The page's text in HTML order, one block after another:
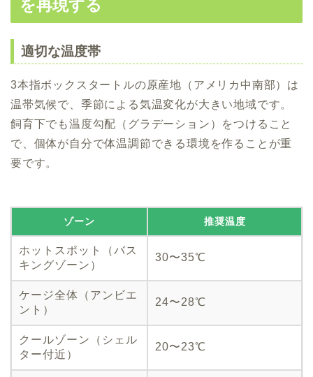
を再現する
適切な温度帯
3本指ボックスタートルの原産地（アメリカ中南部）は
温帯気候で、季節による気温変化が大きい地域です。
飼育下でも温度勾配（グラデーション）をつけること
で、個体が自分で体温調節できる環境を作ることが重
要です。
ゾーン 推奨温度
ホットスポット（バス
キングゾーン）
30〜35℃
ケージ全体（アンビエ
ント）
24〜28℃
クールゾーン（シェル
ター付近）
20〜23℃